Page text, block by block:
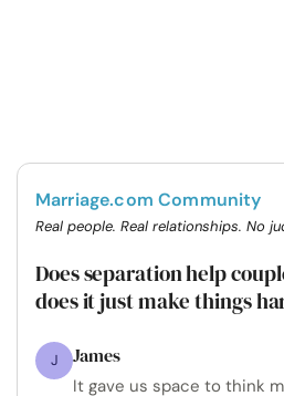
Marriage.com Community
Real people. Real relationships. No
Does separation help
does it just make things
J James
It gave us space to think